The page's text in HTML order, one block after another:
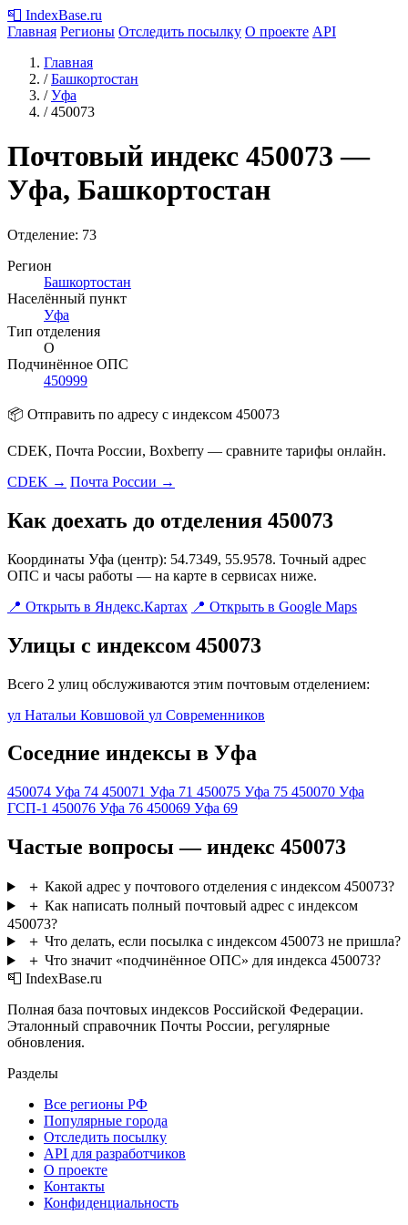
📮 IndexBase.ru
Главная Регионы Отследить посылку О проекте API
Главная
/ Башкортостан
/ Уфа
/ 450073
Почтовый индекс 450073 —
Уфа, Башкортостан
Отделение: 73
Регион
Башкортостан
Населённый пункт
Уфа
Тип отделения
О
Подчинённое ОПС
450999
📦 Отправить по адресу с индексом 450073
CDEK, Почта России, Boxberry — сравните тарифы онлайн.
CDEK → Почта России →
Как доехать до отделения 450073
Координаты Уфа (центр): 54.7349, 55.9578. Точный адрес
ОПС и часы работы — на карте в сервисах ниже.
📍 Открыть в Яндекс.Картах 📍 Открыть в Google Maps
Улицы с индексом 450073
Всего 2 улиц обслуживаются этим почтовым отделением:
ул Натальи Ковшовой ул Современников
Соседние индексы в Уфа
450074 Уфа 74 450071 Уфа 71 450075 Уфа 75 450070 Уфа
ГСП-1 450076 Уфа 76 450069 Уфа 69
Частые вопросы — индекс 450073
＋ Какой адрес у почтового отделения с индексом 450073?
＋ Как написать полный почтовый адрес с индексом
450073?
＋ Что делать, если посылка с индексом 450073 не пришла?
＋ Что значит «подчинённое ОПС» для индекса 450073?
📮 IndexBase.ru
Полная база почтовых индексов Российской Федерации.
Эталонный справочник Почты России, регулярные
обновления.
Разделы
Все регионы РФ
Популярные города
Отследить посылку
API для разработчиков
О проекте
Контакты
Конфиденциальность